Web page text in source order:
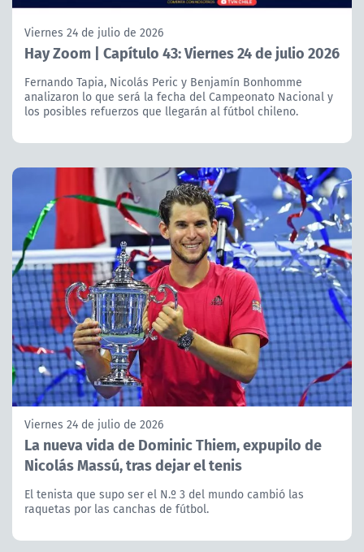
Viernes 24 de julio de 2026
Hay Zoom | Capítulo 43: Viernes 24 de julio 2026
Fernando Tapia, Nicolás Peric y Benjamín Bonhomme
analizaron lo que será la fecha del Campeonato Nacional y
los posibles refuerzos que llegarán al fútbol chileno.
Viernes 24 de julio de 2026
La nueva vida de Dominic Thiem, expupilo de
Nicolás Massú, tras dejar el tenis
El tenista que supo ser el N.º 3 del mundo cambió las
raquetas por las canchas de fútbol.